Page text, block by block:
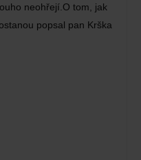
neohřejí.O tom, jak
popsal pan Krška